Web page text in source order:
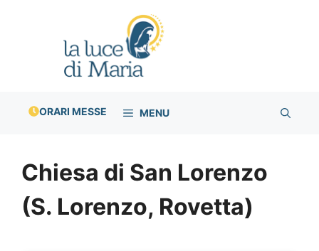
ORARI MESSE MENU
Chiesa di San Lorenzo
(S. Lorenzo, Rovetta)